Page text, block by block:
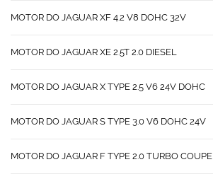
MOTOR DO JAGUAR XF 4.2 V8 DOHC 32V
MOTOR DO JAGUAR XE 2.5T 2.0 DIESEL
MOTOR DO JAGUAR X TYPE 2.5 V6 24V DOHC
MOTOR DO JAGUAR S TYPE 3.0 V6 DOHC 24V
MOTOR DO JAGUAR F TYPE 2.0 TURBO COUPE